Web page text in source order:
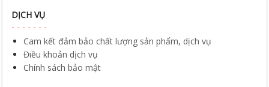
DỊCH VỤ
Cam kết đảm bảo chất lượng sản phẩm, dịch vụ
Điều khoản dịch vụ
Chính sách bảo mật